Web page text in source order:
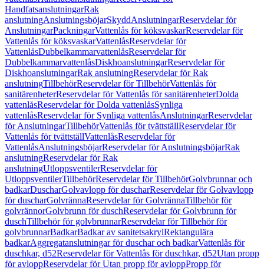
HandfatsanslutningarRak
anslutningAnslutningsböjarSkyddAnslutningarReservdelar för
AnslutningarPackningarVattenlås för köksvaskarReservdelar för
Vattenlås för köksvaskarVattenlåsReservdelar för
VattenlåsDubbelkammarvattenlåsReservdelar för
DubbelkammarvattenlåsDiskhoanslutningarReservdelar för
DiskhoanslutningarRak anslutningReservdelar för Rak
anslutningTillbehörReservdelar för TillbehörVattenlås för
sanitärenheterReservdelar för Vattenlås för sanitärenheterDolda
vattenlåsReservdelar för Dolda vattenlåsSynliga
vattenlåsReservdelar för Synliga vattenlåsAnslutningarReservdelar
för AnslutningarTillbehörVattenlås för tvättställReservdelar för
Vattenlås för tvättställVattenlåsReservdelar för
VattenlåsAnslutningsböjarReservdelar för AnslutningsböjarRak
anslutningReservdelar för Rak
anslutningUtloppsventilerReservdelar för
UtloppsventilerTillbehörReservdelar för TillbehörGolvbrunnar och
badkarDuscharGolvavlopp för duscharReservdelar för Golvavlopp
för duscharGolvrännaReservdelar för GolvrännaTillbehör för
golvrännorGolvbrunn för duschReservdelar för Golvbrunn för
duschTillbehör för golvbrunnarReservdelar för Tillbehör för
golvbrunnarBadkarBadkar av sanitetsakrylRektangulära
badkarAggregatanslutningar för duschar och badkarVattenlås för
duschkar, d52Reservdelar för Vattenlås för duschkar, d52Utan propp
för avloppReservdelar för Utan propp för avloppPropp för